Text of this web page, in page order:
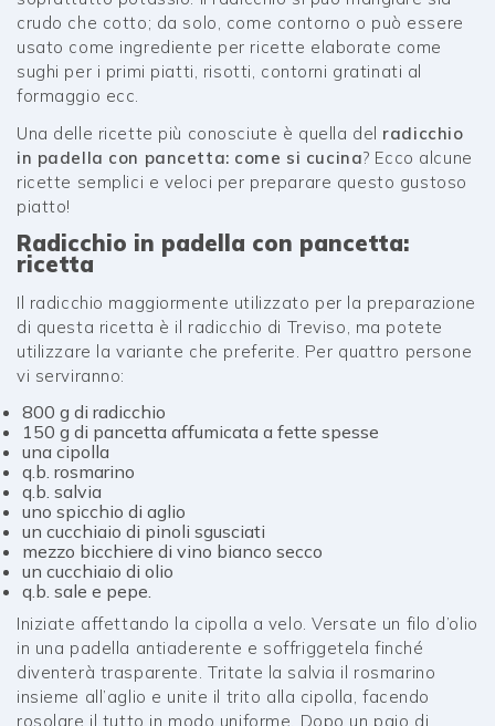
crudo che cotto; da solo, come contorno o può essere
usato come ingrediente per ricette elaborate come
sughi per i primi piatti, risotti, contorni gratinati al
formaggio ecc.
Una delle ricette più conosciute è quella del radicchio
in padella con pancetta: come si cucina? Ecco alcune
ricette semplici e veloci per preparare questo gustoso
piatto!
Radicchio in padella con pancetta:
ricetta
Il radicchio maggiormente utilizzato per la preparazione
di questa ricetta è il radicchio di Treviso, ma potete
utilizzare la variante che preferite. Per quattro persone
vi serviranno:
800 g di radicchio
150 g di pancetta affumicata a fette spesse
una cipolla
q.b. rosmarino
q.b. salvia
uno spicchio di aglio
un cucchiaio di pinoli sgusciati
mezzo bicchiere di vino bianco secco
un cucchiaio di olio
q.b. sale e pepe.
Iniziate affettando la cipolla a velo. Versate un filo d’olio
in una padella antiaderente e soffriggetela finché
diventerà trasparente. Tritate la salvia il rosmarino
insieme all’aglio e unite il trito alla cipolla, facendo
rosolare il tutto in modo uniforme. Dopo un paio di